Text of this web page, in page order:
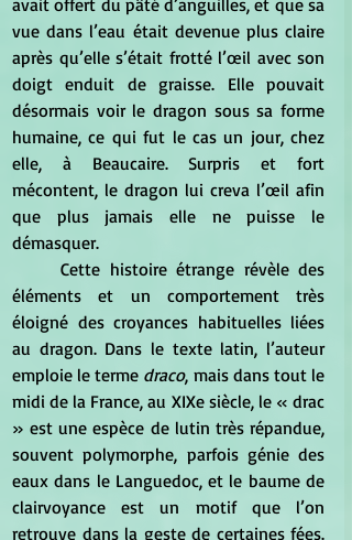
vue dans l’eau était devenue plus claire
après qu’elle s’était frotté l’œil avec son
doigt enduit de graisse. Elle pouvait
désormais voir le dragon sous sa forme
humaine, ce qui fut le cas un jour, chez
elle, à Beaucaire. Surpris et fort
mécontent, le dragon lui creva l’œil afin
que plus jamais elle ne puisse le
démasquer.
	Cette histoire étrange révèle des
éléments et un comportement très
éloigné des croyances habituelles liées
au dragon. Dans le texte latin, l’auteur
emploie le terme draco, mais dans tout le
midi de la France, au XIXe siècle, le « drac
» est une espèce de lutin très répandue,
souvent polymorphe, parfois génie des
eaux dans le Languedoc, et le baume de
clairvoyance est un motif que l’on
retrouve dans la geste de certaines fées.